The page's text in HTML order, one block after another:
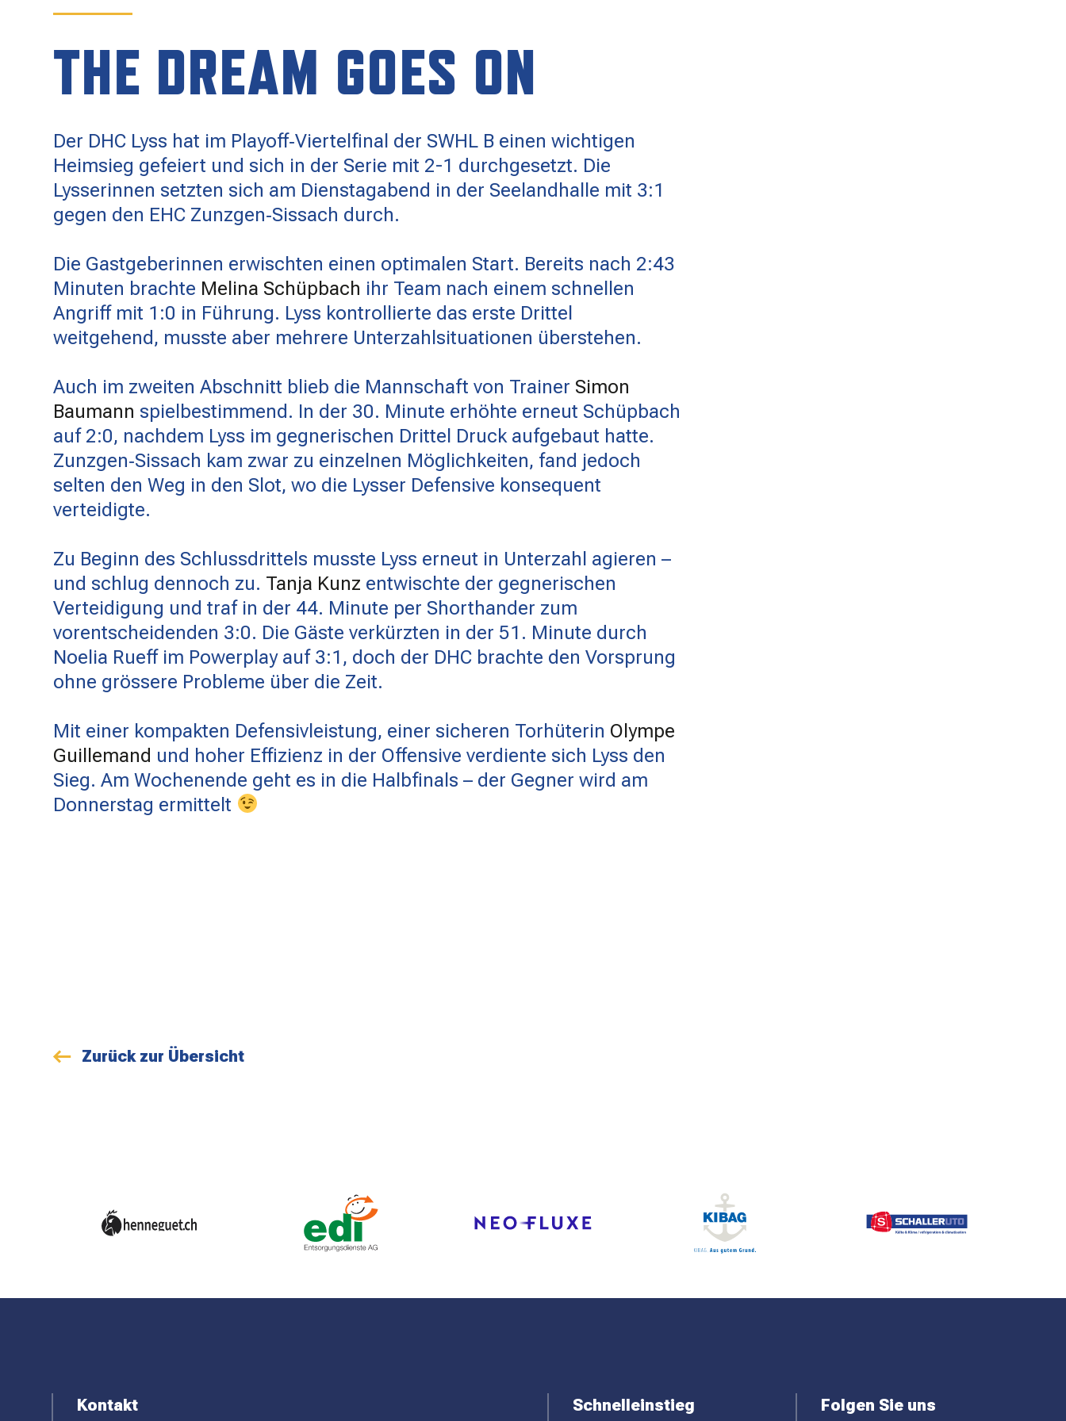
SPONSOREN
KONTAKT
THE DREAM GOES ON
Der DHC Lyss hat im Playoff‑Viertelfinal der SWHL B einen wichtigen
Heimsieg gefeiert und sich in der Serie mit 2-1 durchgesetzt. Die
Lysserinnen setzten sich am Dienstagabend in der Seelandhalle mit 3:1
gegen den EHC Zunzgen‑Sissach durch.
Die Gastgeberinnen erwischten einen optimalen Start. Bereits nach 2:43
Minuten brachte Melina Schüpbach ihr Team nach einem schnellen
Angriff mit 1:0 in Führung. Lyss kontrollierte das erste Drittel
weitgehend, musste aber mehrere Unterzahlsituationen überstehen.
Auch im zweiten Abschnitt blieb die Mannschaft von Trainer Simon
Baumann spielbestimmend. In der 30. Minute erhöhte erneut Schüpbach
auf 2:0, nachdem Lyss im gegnerischen Drittel Druck aufgebaut hatte.
Zunzgen‑Sissach kam zwar zu einzelnen Möglichkeiten, fand jedoch
selten den Weg in den Slot, wo die Lysser Defensive konsequent
verteidigte.
Zu Beginn des Schlussdrittels musste Lyss erneut in Unterzahl agieren –
und schlug dennoch zu. Tanja Kunz entwischte der gegnerischen
Verteidigung und traf in der 44. Minute per Shorthander zum
vorentscheidenden 3:0. Die Gäste verkürzten in der 51. Minute durch
Noelia Rueff im Powerplay auf 3:1, doch der DHC brachte den Vorsprung
ohne grössere Probleme über die Zeit.
Mit einer kompakten Defensivleistung, einer sicheren Torhüterin Olympe
Guillemand und hoher Effizienz in der Offensive verdiente sich Lyss den
Sieg. Am Wochenende geht es in die Halbfinals – der Gegner wird am
Donnerstag ermittelt
Zurück zur Übersicht
F
Kontakt Schnelleinstieg Folgen Sie uns